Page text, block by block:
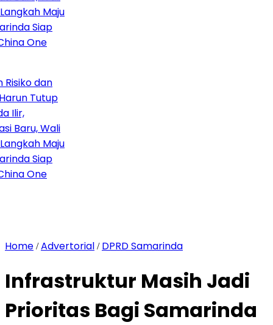
Maju
Siap
One
dan
Tutup
Wali
Maju
Siap
One
Home /Advertorial / DPRD Samarinda
Infrastruktur Masih Jadi
Prioritas Bagi Samarinda